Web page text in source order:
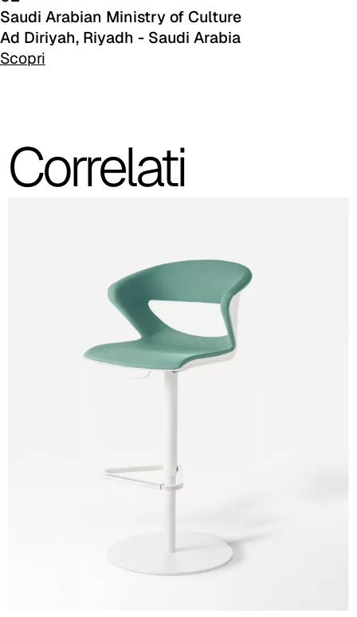
A 3BE
A 3GR
A 3NE
Skill/Secret (Cat. C - Similpelle)
Saudi Arabian Ministry of Culture
Ad Diriyah, Riyadh - Saudi Arabia
Scopri
Correlati